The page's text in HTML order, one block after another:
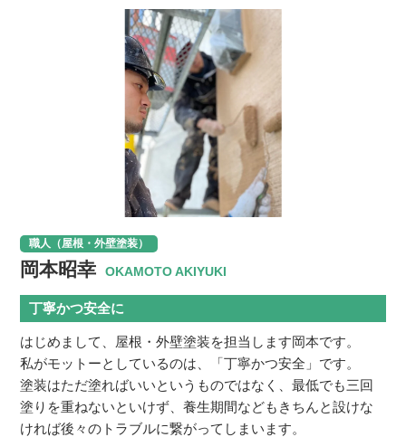
職人（屋根・外壁塗装）
岡本昭幸 OKAMOTO AKIYUKI
丁寧かつ安全に
はじめまして、屋根・外壁塗装を担当します岡本です。
私がモットーとしているのは、「丁寧かつ安全」です。
塗装はただ塗ればいいというものではなく、最低でも三回
塗りを重ねないといけず、養生期間などもきちんと設けな
ければ後々のトラブルに繋がってしまいます。